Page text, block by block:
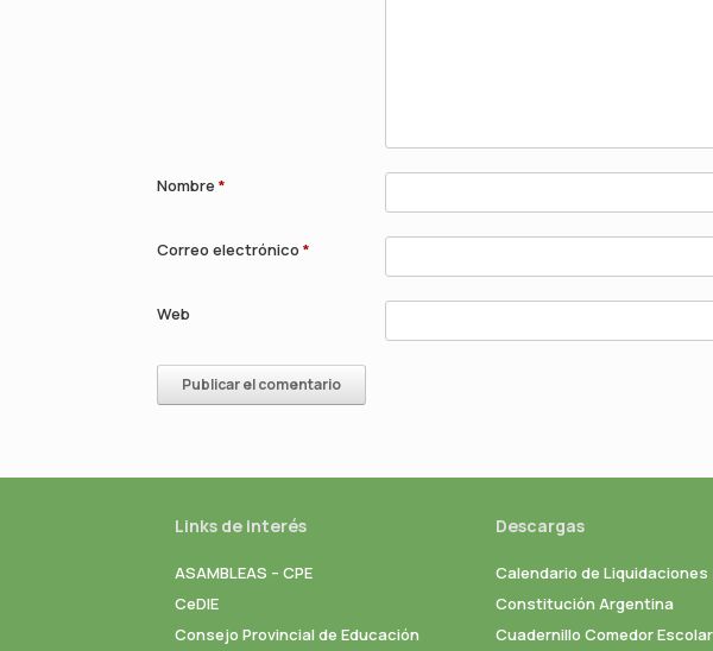
Nombre *
Correo electrónico *
Web
Links de interés
ASAMBLEAS – CPE
CeDIE
Consejo Provincial de Educación
Descargas
Calendario de Liquidaciones
Constitución Argentina
Cuadernillo Comedor Escolar